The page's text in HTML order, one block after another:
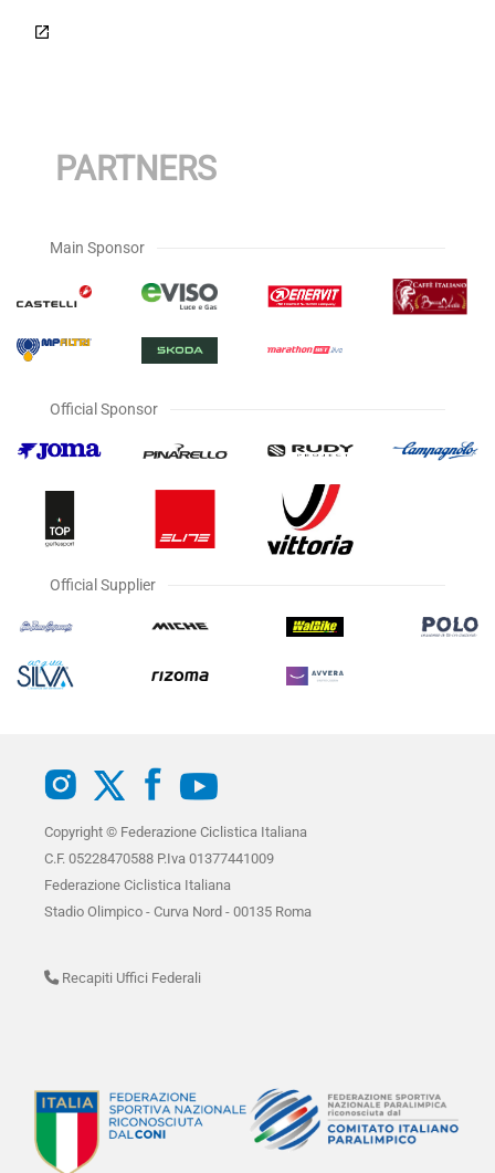
PARTNERS
Main Sponsor
Official Sponsor
Official Supplier
Copyright © Federazione Ciclistica Italiana
C.F. 05228470588 P.Iva 01377441009
Federazione Ciclistica Italiana
Stadio Olimpico - Curva Nord - 00135 Roma
Recapiti Uffici Federali